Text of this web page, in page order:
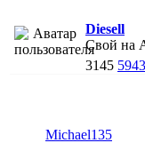
Diesell
Свой на
3145 5943
Michael135